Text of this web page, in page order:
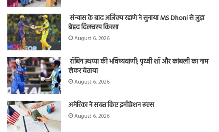
संन्यास के बाद अजिंक्‍य रहाणे ने सुनाया MS Dhoni से जुड़ा
बेहद दिलचस्प किस्सा
August 6, 2026
रॉबिन उथप्पा की भविष्यवाणी; पृथ्वी शॉ और कांबली का नाम
लेकर चेताया
August 6, 2026
अमेरिका ने सख्त किए इमीग्रेशन रूल्स
August 6, 2026